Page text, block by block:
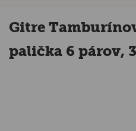
Gitre
palička 6 párov,